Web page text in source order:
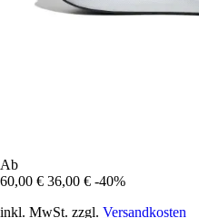
Ab
60,00 € 36,00 € -40%
inkl. MwSt. zzgl. Versandkosten